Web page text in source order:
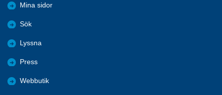
Mina sidor
Sök
Lyssna
Press
Webbutik